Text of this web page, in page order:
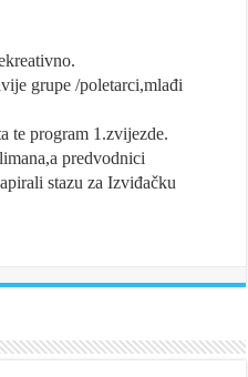
grupe /poletarci,mlađi
te program 1.zvijezde.
predvodnici
stazu za Izviđačku